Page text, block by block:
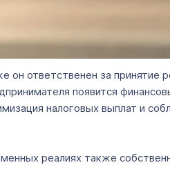
ответственен за принятие
появится
налоговых выплат и
реалиях также